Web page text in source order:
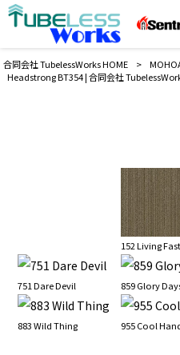
合同会社 TubelessWorks HOME >
Headstrong BT354 | 合同会社
152 Living Fast
751 Dare Devil 859 Glory
883 Wild Thing 955 Cool